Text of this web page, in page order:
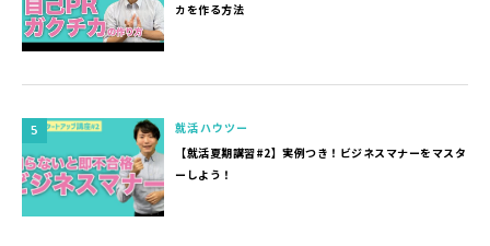
カを作る方法
就活ハウツー
【就活夏期講習#2】実例つき！ビジネスマナーをマスタ
ーしよう！